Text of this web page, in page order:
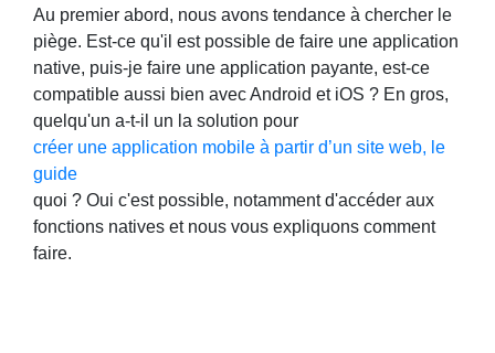
Au premier abord, nous avons tendance à chercher le
piège. Est-ce qu'il est possible de faire une application
native, puis-je faire une application payante, est-ce
compatible aussi bien avec Android et iOS ? En gros,
quelqu'un a-t-il un la solution pour
créer une application mobile à partir d’un site web, le
guide
quoi ? Oui c'est possible, notamment d'accéder aux
fonctions natives et nous vous expliquons comment
faire.